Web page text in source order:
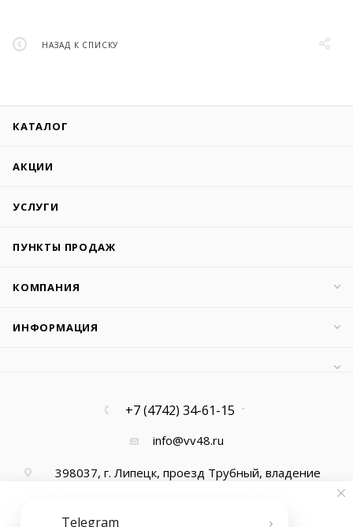
НАЗАД К СПИСКУ
КАТАЛОГ
АКЦИИ
УСЛУГИ
ПУНКТЫ ПРОДАЖ
КОМПАНИЯ
ИНФОРМАЦИЯ
+7 (4742) 34-61-15
info@vv48.ru
398037, г. Липецк, проезд Трубный, владение
Telegram ›